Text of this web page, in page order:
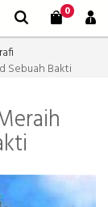
0
Sebuah Bakti